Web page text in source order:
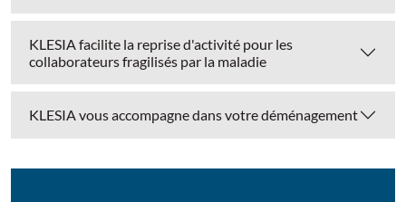
KLESIA facilite la reprise d'activité pour les
collaborateurs fragilisés par la maladie
KLESIA vous accompagne dans votre déménagement